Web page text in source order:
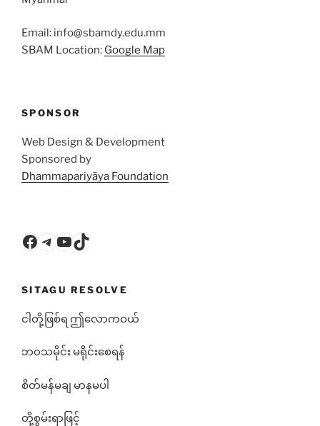
Email: info@sbamdy.edu.mm
SBAM Location: Google Map
SPONSOR
Web Design & Development
Sponsored by
Dhammapariyāya Foundation
Facebook
Telegram
YouTube
TikTok
SITAGU RESOLVE
ငါတို့ဖြစ်ရ ဤလောကဝယ်
ဘ၀သမိုင်း မရိုင်းစေရန်
စိတ်မန်မချ မာနမပါ
တို့စွမ်းရာဖြင့်